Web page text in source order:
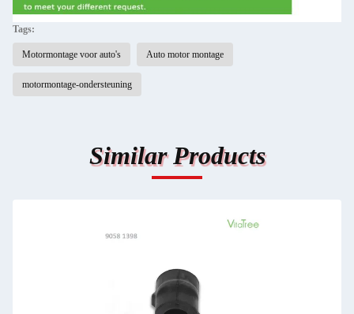
Tags:
Motormontage voor auto's Auto motor montage
motormontage-ondersteuning
Similar Products